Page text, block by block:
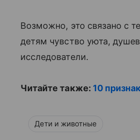
Возможно, это связано с
детям чувство уюта,
исследователи.
Читайте также: 10
Дети и животные